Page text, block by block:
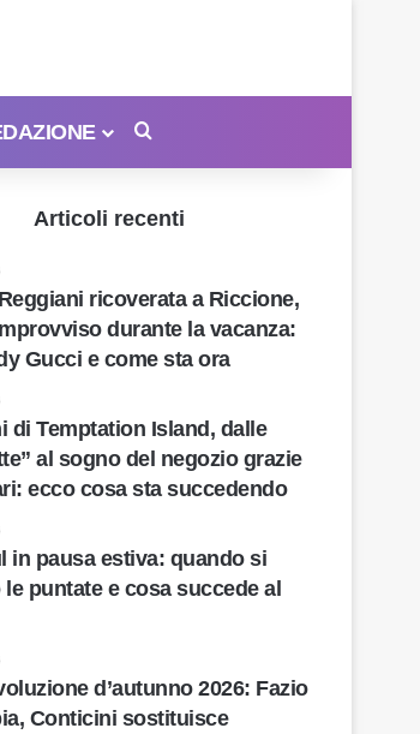
Articoli recenti
ricoverata a Riccione,
durante la vacanza:
Gucci e come sta ora
di Temptation Island, dalle
al sogno del negozio grazie
ecco cosa sta succedendo
in pausa estiva: quando si
puntate e cosa succede al
d’autunno 2026: Fazio
Conticini sostituisce